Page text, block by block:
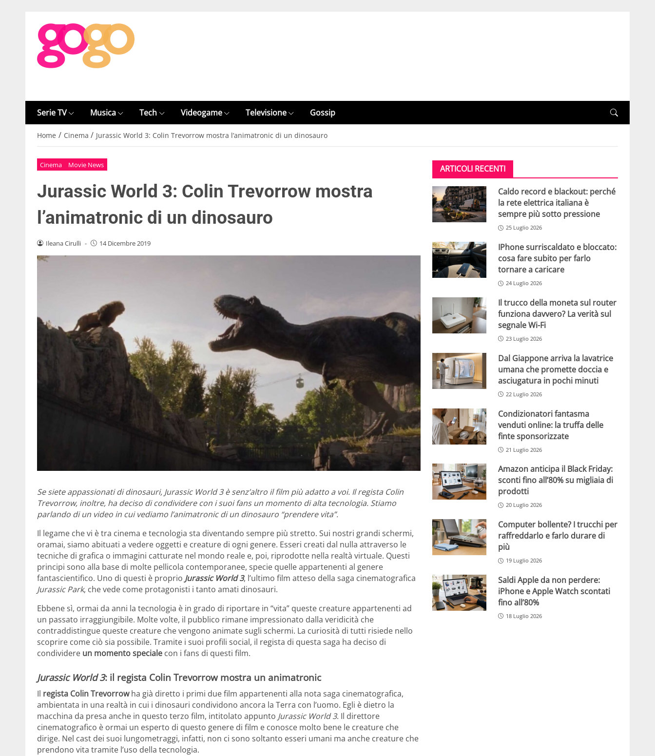
Serie TV Musica Tech Videogame Televisione Gossip
Home / Cinema / Jurassic World 3: Colin Trevorrow mostra l’animatronic di un dinosauro
Cinema Movie News
Jurassic World 3: Colin Trevorrow mostra
l’animatronic di un dinosauro
Ileana Cirulli - 14 Dicembre 2019
Se siete appassionati di dinosauri, Jurassic World 3 è senz’altro il film più adatto a voi. Il regista Colin
Trevorrow, inoltre, ha deciso di condividere con i suoi fans un momento di alta tecnologia. Stiamo
parlando di un video in cui vediamo l’animatronic di un dinosauro “prendere vita”.
Il legame che vi è tra cinema e tecnologia sta diventando sempre più stretto. Sui nostri grandi schermi,
oramai, siamo abituati a vedere oggetti e creature di ogni genere. Esseri creati dal nulla attraverso le
tecniche di grafica o immagini catturate nel mondo reale e, poi, riprodotte nella realtà virtuale. Questi
principi sono alla base di molte pellicola contemporanee, specie quelle appartenenti al genere
fantascientifico. Uno di questi è proprio Jurassic World 3, l’ultimo film atteso della saga cinematografica
Jurassic Park, che vede come protagonisti i tanto amati dinosauri.
Ebbene sì, ormai da anni la tecnologia è in grado di riportare in “vita” queste creature appartenenti ad
un passato irraggiungibile. Molte volte, il pubblico rimane impressionato dalla veridicità che
contraddistingue queste creature che vengono animate sugli schermi. La curiosità di tutti risiede nello
scoprire come ciò sia possibile. Tramite i suoi profili social, il regista di questa saga ha deciso di
condividere un momento speciale con i fans di questi film.
Jurassic World 3: il regista Colin Trevorrow mostra un animatronic
Il regista Colin Trevorrowha già diretto i primi due film appartenenti alla nota saga cinematografica,
ambientata in una realtà in cui i dinosauri condividono ancora la Terra con l’uomo. Egli è dietro la
macchina da presa anche in questo terzo film, intitolato appunto Jurassic World 3. Il direttore
cinematografico è ormai un esperto di questo genere di film e conosce molto bene le creature che
dirige. Nel cast dei suoi lungometraggi, infatti, non ci sono soltanto esseri umani ma anche creature che
prendono vita tramite l’uso della tecnologia.
ARTICOLI RECENTI
Caldo record e blackout: perché
la rete elettrica italiana è
sempre più sotto pressione
25 Luglio 2026
IPhone surriscaldato e bloccato:
cosa fare subito per farlo
tornare a caricare
24 Luglio 2026
Il trucco della moneta sul router
funziona davvero? La verità sul
segnale Wi-Fi
23 Luglio 2026
Dal Giappone arriva la lavatrice
umana che promette doccia e
asciugatura in pochi minuti
22 Luglio 2026
Condizionatori fantasma
venduti online: la truffa delle
finte sponsorizzate
21 Luglio 2026
Amazon anticipa il Black Friday:
sconti fino all’80% su migliaia di
prodotti
20 Luglio 2026
Computer bollente? I trucchi per
raffreddarlo e farlo durare di
più
19 Luglio 2026
Saldi Apple da non perdere:
iPhone e Apple Watch scontati
fino all’80%
18 Luglio 2026